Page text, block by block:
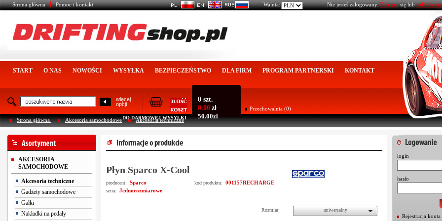
Strona główna Pomoc i kontakt Nie jesteś zalogowany.Zalogujsię lubzałóż
START O NAS NOWOŚCI WYSYŁKA BEZPIECZEŃSTWO DLA FIRM PROGRAM PARTNERSKI KONTAKT
więcej
opcji
0 szt.
0.00 zł
DO DARMOWEJ WYSYŁKI 50.00zł
Przechowalnia (0)
Strona główna
Akcesoria samochodowe Akcesoria techniczne
Waluta:
AKCESORIA
SAMOCHODOWE
Akcesoria techniczne
Gadżety samochodowe
Gałki
Nakładki na pedały
Płyn Sparco X-Cool
producent: Sparco kod produktu: 001157RECHARGE
seria: Jednorozmiarowe
Rozmiar uniwersalny
login
hasło
Rejestracja konta